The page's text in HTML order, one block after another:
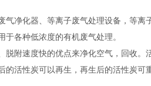
净化器、等离子废气处理设备，等离
各种低浓度的有机废气处理。
附速度快的优点来净化空气，回收
活性炭可以再生，再生后的活性炭